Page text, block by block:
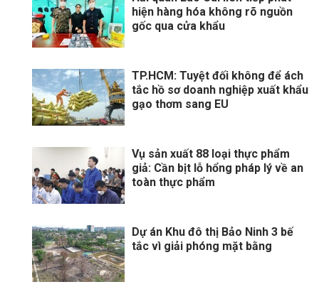
hiện hàng hóa không rõ nguồn
gốc qua cửa khẩu
TP.HCM: Tuyệt đối không để ách
tắc hồ sơ doanh nghiệp xuất khẩu
gạo thơm sang EU
Vụ sản xuất 88 loại thực phẩm
giả: Cần bịt lỗ hổng pháp lý về an
toàn thực phẩm
Dự án Khu đô thị Bảo Ninh 3 bế
tắc vì giải phóng mặt bằng